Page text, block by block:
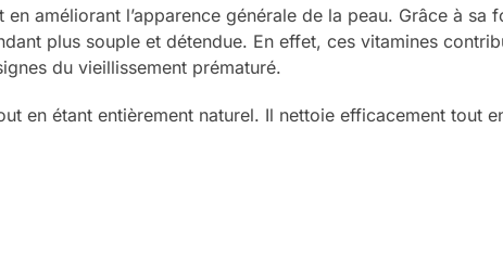
améliorant l’apparence générale de la peau. Grâce à sa
plus souple et détendue. En effet, ces vitamines
du vieillissement prématuré.
en étant entièrement naturel. Il nettoie efficacement tout